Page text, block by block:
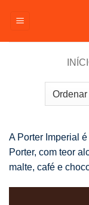
para
A Porter Imperial
Porter, com teor
malte, café e